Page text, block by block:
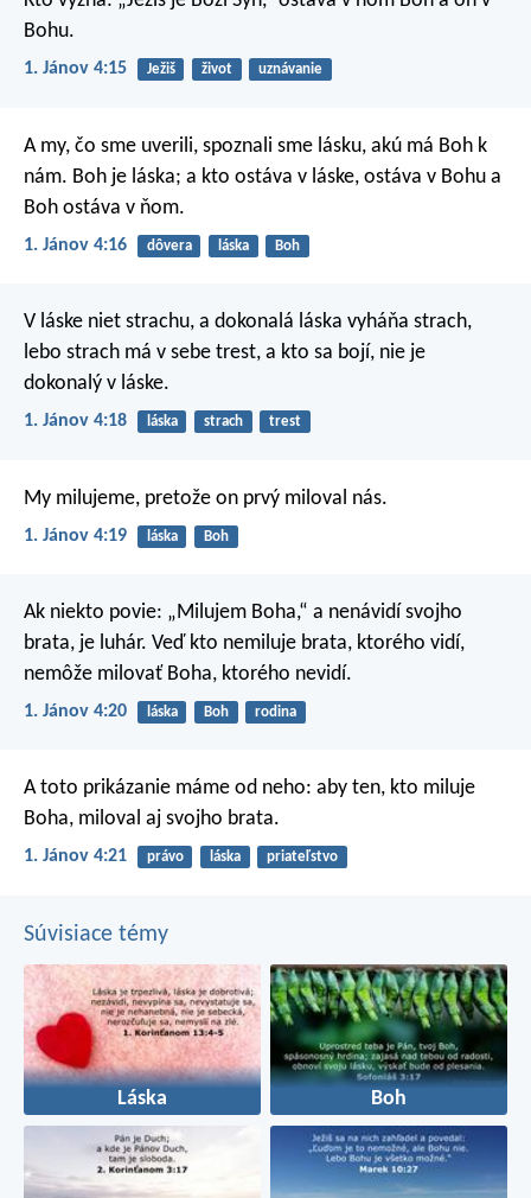
Bohu.
1. Jánov 4:15 Ježiš život uznávanie
A my, čo sme uverili, spoznali sme lásku, akú má Boh k
nám. Boh je láska; a kto ostáva v láske, ostáva v Bohu a
Boh ostáva v ňom.
1. Jánov 4:16 dôvera láska Boh
V láske niet strachu, a dokonalá láska vyháňa strach,
lebo strach má v sebe trest, a kto sa bojí, nie je
dokonalý v láske.
1. Jánov 4:18 láska strach trest
My milujeme, pretože on prvý miloval nás.
1. Jánov 4:19 láska Boh
Ak niekto povie: „Milujem Boha,“ a nenávidí svojho
brata, je luhár. Veď kto nemiluje brata, ktorého vidí,
nemôže milovať Boha, ktorého nevidí.
1. Jánov 4:20 láska Boh rodina
A toto prikázanie máme od neho: aby ten, kto miluje
Boha, miloval aj svojho brata.
1. Jánov 4:21 právo láska priateľstvo
Súvisiace témy
Láska Boh